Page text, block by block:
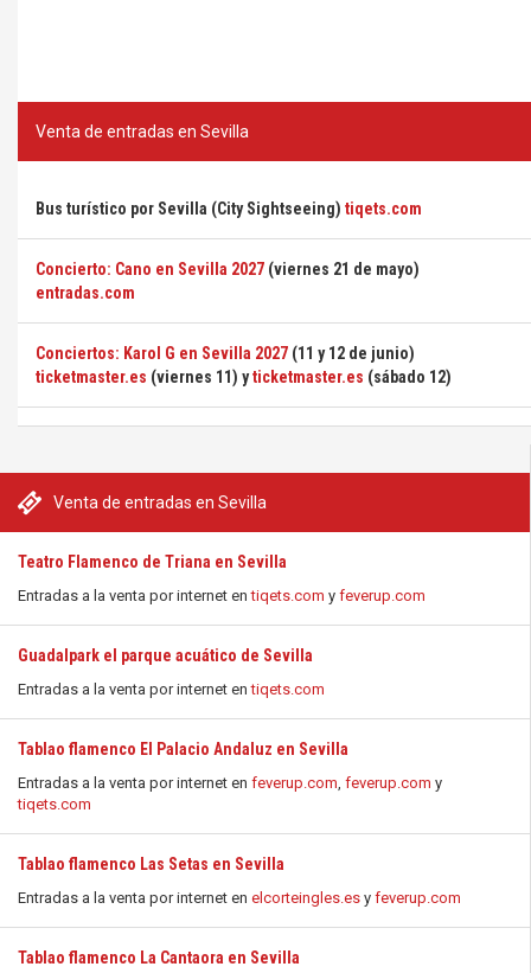
Venta de entradas en Sevilla
Teatro Flamenco de Triana en Sevilla
Entradas a la venta por internet entiqets.com y feverup.com
Guadalpark el parque acuático de Sevilla
Entradas a la venta por internet entiqets.com
Tablao flamenco El Palacio Andaluz en Sevilla
Entradas a la venta por internet en feverup.com, feverup.com y
tiqets.com
Tablao flamenco Las Setas en Sevilla
Entradas a la venta por internet en elcorteingles.es y feverup.com
Tablao flamenco La Cantaora en Sevilla
Venta de entradas en Sevilla
Bus turístico por Sevilla (City Sightseeing) tiqets.com
Concierto: Cano en Sevilla 2027 (viernes 21 de mayo)
entradas.com
Conciertos: Karol G en Sevilla 2027 (11 y 12 de junio)
ticketmaster.es (viernes 11) yticketmaster.es (sábado 12)